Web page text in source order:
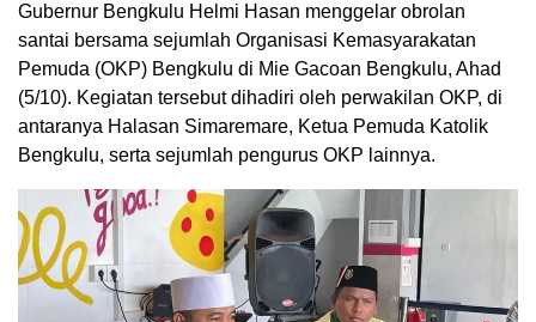
Gubernur Bengkulu Helmi Hasan menggelar obrolan
santai bersama sejumlah Organisasi Kemasyarakatan
Pemuda (OKP) Bengkulu di Mie Gacoan Bengkulu, Ahad
(5/10). Kegiatan tersebut dihadiri oleh perwakilan OKP, di
antaranya Halasan Simaremare, Ketua Pemuda Katolik
Bengkulu, serta sejumlah pengurus OKP lainnya.